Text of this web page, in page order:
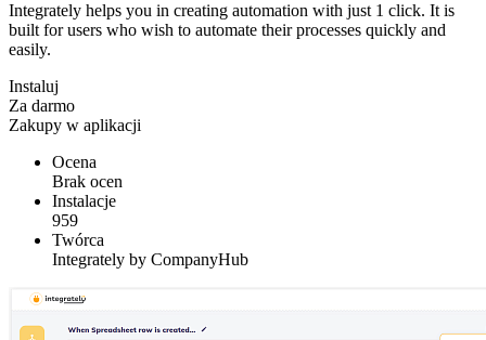
Integrately helps you in creating automation with just 1 click. It is
built for users who wish to automate their processes quickly and
easily.
Instaluj
Za darmo
Zakupy w aplikacji
Ocena
Brak ocen
Instalacje
959
Twórca
Integrately by CompanyHub